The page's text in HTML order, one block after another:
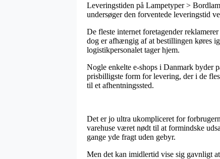
Leveringstiden på Lampetyper >
undersøger den forventede leveringstid
De fleste internet foretagender
dog er afhængig af at bestillingen køres
logistikpersonalet tager hjem.
Nogle enkelte e-shops i Danmark byder
prisbilligste form for levering, der i de
til et afhentningssted.
Det er jo ultra ukompliceret for
varehuse været nødt til at formindske
gange yde fragt uden gebyr.
Men det kan imidlertid vise sig gavnligt